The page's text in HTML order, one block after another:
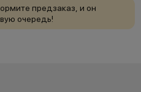
предзаказ, и он
очередь!